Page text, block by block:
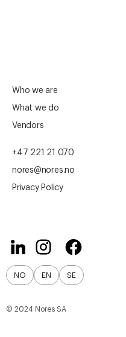
Who we are
What we do
Vendors
+47 221 21 070
nores@nores.no
Privacy Policy
NO EN SE
© 2024 Nores SA